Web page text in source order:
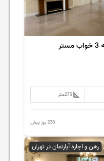
275متر
238 روز پیش
رهن و اجاره آپارتمان در تهران